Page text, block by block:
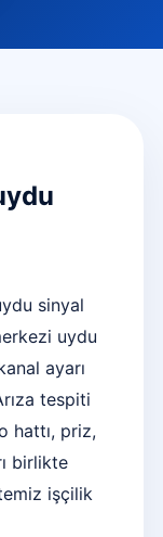
sinyal
uydu
ayarı
tespiti
hattı, priz,
birlikte
işçilik